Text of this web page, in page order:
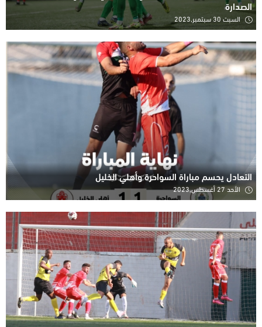
الصدارة
السبت 30 سبتمبر,2023
التعادل يحسم مباراة السواحرة وأهلي الخليل
الأحد 27 أغسطس,2023